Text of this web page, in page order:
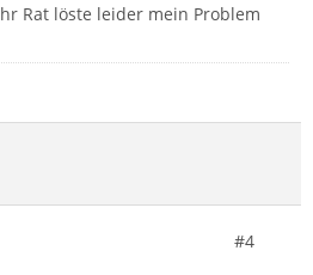
Rat löste leider mein Problem
#4